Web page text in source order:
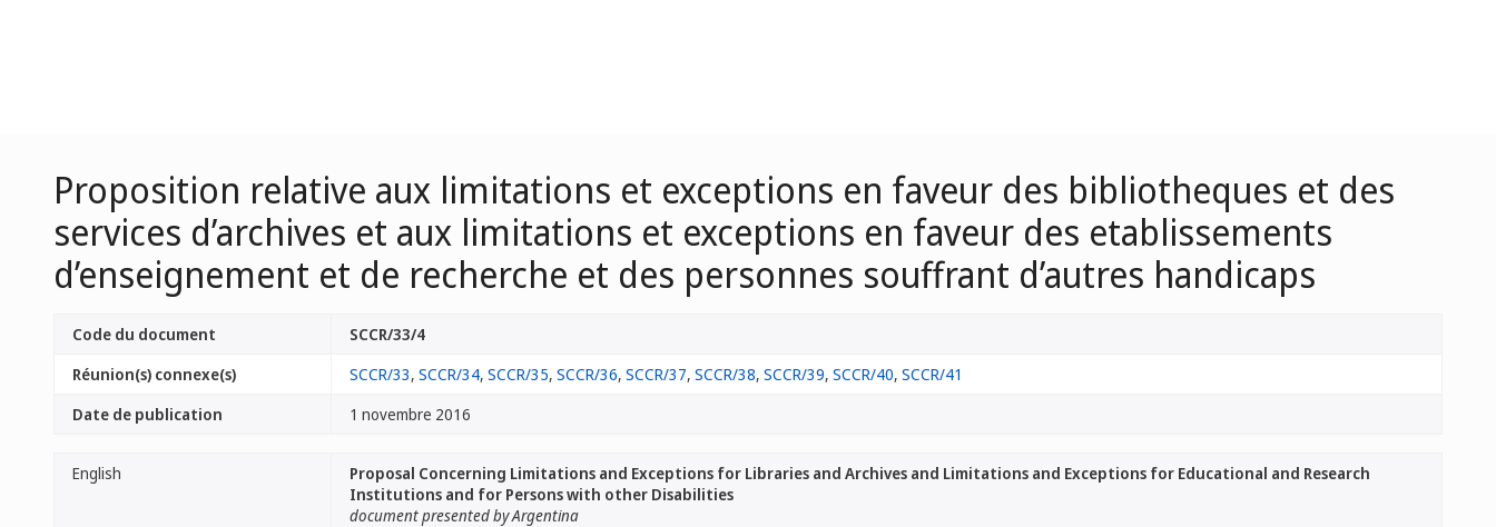
Proposition relative aux limitations et exceptions en faveur des bibliotheques et des
services d’archives et aux limitations et exceptions en faveur des etablissements
d’enseignement et de recherche et des personnes souffrant d’autres handicaps
Code du document
SCCR/33/4
Réunion(s) connexe(s)
SCCR/33, SCCR/34, SCCR/35, SCCR/36, SCCR/37, SCCR/38, SCCR/39, SCCR/40, SCCR/41
Date de publication
1 novembre 2016
English
Proposal Concerning Limitations and Exceptions for Libraries and Archives and Limitations and Exceptions for Educational and Research
Institutions and for Persons with other Disabilities
document presented by Argentina